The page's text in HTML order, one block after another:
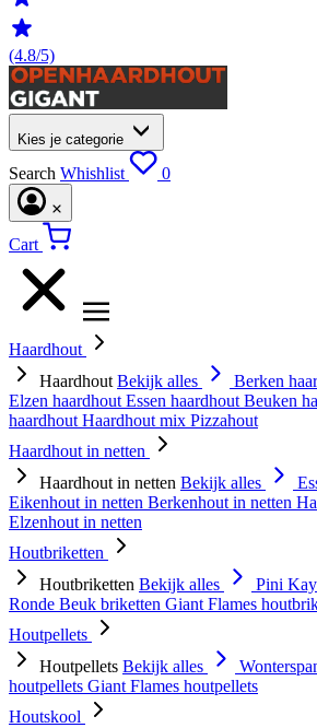
(4.8/5)
Kies je categorie
Search Whishlist 0
Cart
Haardhout
Haardhout Bekijk alles Berken
Elzen haardhout Essen haardhout Beuken
haardhout Haardhout mix Pizzahout
Haardhout in netten
Haardhout in netten Bekijk alles
Eikenhout in netten Berkenhout in netten
Elzenhout in netten
Houtbriketten
Houtbriketten Bekijk alles Pini
Ronde Beuk briketten Giant Flames
Houtpellets
Houtpellets Bekijk alles
houtpellets Giant Flames houtpellets
Houtskool